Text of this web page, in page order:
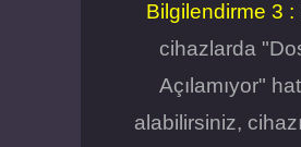
Bilgilendirme 3 :
cihazlarda
Açılamıyor"
alabilirsiniz,